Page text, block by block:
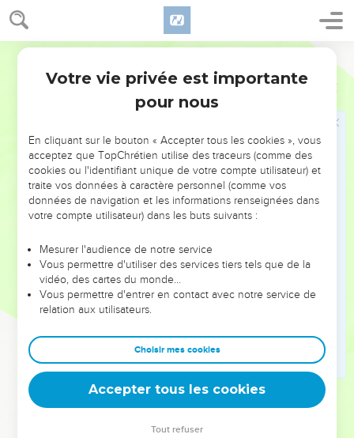
Introduction
trouve dans la bouche de Jésus de nombreux
avertissements aux riches de ce monde — « Si un homme
parvient à posséder le monde entier, à quoi cela lui sert-il
encouragements aux petits de ce monde — « Heureux, vous
qui êtes pauvres, car le *royaume de Dieu vous appartient !
Mais le salut passe par la croix ! En même temps qu’il
proclame le salut, Jésus se prépare à l’accomplir : il monte à
*Jérusalem où il va mourir. Dès le chapitre 9, on voit croître
l’opposition à son égard, qui culmine dans sa mise à mort
Le chapitre 24 relate le dernier et le principal événement
parmi tous ceux que les témoins oculaires ont transmis à
Luc : la résurrection. Jésus ressuscité apparaît aux *apôtres,
leur explique tout ce qui le concernait dans les Ecritures. Il
les envoie annoncer à tous les hommes qu’il est le Sauveur
permission. All rights reserved worldwide.
Votre vie privée est importante
pour nous
En cliquant sur le bouton « Accepter tous les cookies », vous
acceptez que TopChrétien utilise des traceurs (comme des
cookies ou l'identifiant unique de votre compte utilisateur) et
traite vos données à caractère personnel (comme vos
données de navigation et les informations renseignées dans
votre compte utilisateur) dans les buts suivants :
Mesurer l'audience de notre service
Vous permettre d'utiliser des services tiers tels que de la
vidéo, des cartes du monde…
Vous permettre d'entrer en contact avec notre service de
relation aux utilisateurs.
Choisir mes cookies
Accepter tous les cookies
Tout refuser